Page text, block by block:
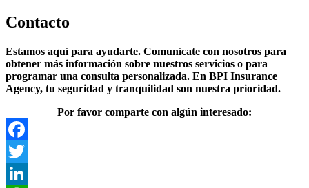
Contacto
Estamos aquí para ayudarte. Comunícate con nosotros para
obtener más información sobre nuestros servicios o para
programar una consulta personalizada. En BPI Insurance
Agency, tu seguridad y tranquilidad son nuestra prioridad.
Por favor comparte con algún interesado: